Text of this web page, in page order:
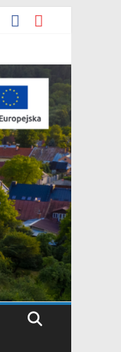
„Miasto